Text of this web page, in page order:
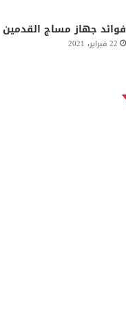
فوائد جهاز مساج القدمين
22 فبراير، 2021